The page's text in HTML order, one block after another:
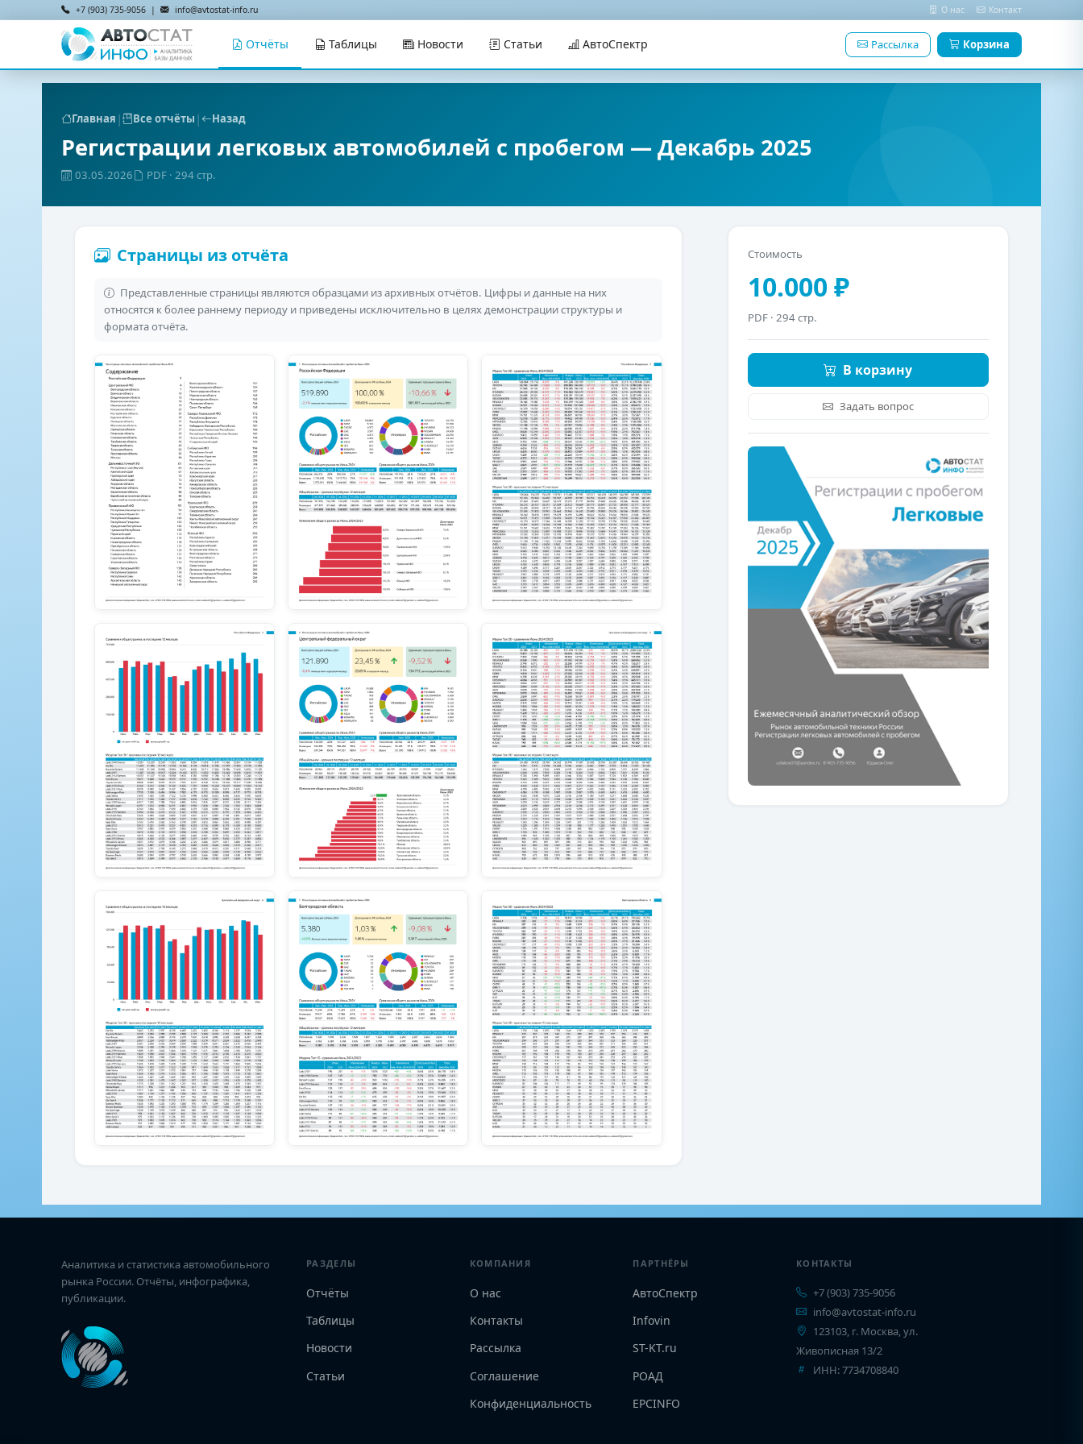
+7 (903) 735-9056 | info@avtostat-info.ru О нас Контакт
Отчёты Таблицы Новости Статьи АвтоСпектр Рассылка Корзина
Главная | Все отчёты | Назад
Регистрации легковых автомобилей с пробегом — Декабрь 2025
03.05.2026 PDF · 294 стр.
Страницы из отчёта
Представленные страницы являются образцами из архивных отчётов. Цифры и данные на них
относятся к более раннему периоду и приведены исключительно в целях демонстрации структуры и
формата отчёта.
Стоимость
10.000 ₽
PDF · 294 стр.
В корзину
Задать вопрос
Аналитика и статистика автомобильного
рынка России. Отчёты, инфографика,
публикации.
РАЗДЕЛЫ
Отчёты
Таблицы
Новости
Статьи
КОМПАНИЯ
О нас
Контакты
Рассылка
Соглашение
Конфиденциальность
ПАРТНЁРЫ
АвтоСпектр
Infovin
ST-KT.ru
РОАД
EPCINFO
КОНТАКТЫ
+7 (903) 735-9056
info@avtostat-info.ru
123103, г. Москва, ул.
Живописная 13/2
ИНН: 7734708840